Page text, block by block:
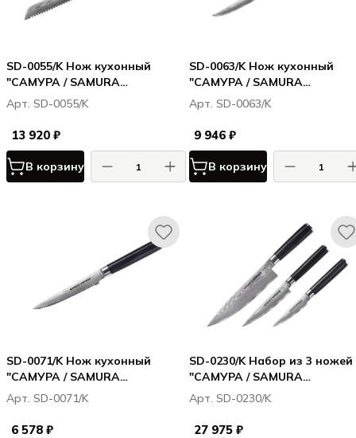
SD-0055/K Нож кухонный
"САМУРА / SAMURA
ДАМАСКУС / DAMASCUS" для
хлеба 230 мм, G-10, дамаск 67
слоев
Арт. SD-0055/K
13 920 ₽
В корзину
SD-0063/K Нож кухонный
"САМУРА / SAMURA
ДАМАСКУС / DAMASCUS"
обвалочный 165 мм, G-10,
дамаск 67 слоев
Арт. SD-0063/K
9 946 ₽
В корзину
SD-0071/K Нож кухонный
"САМУРА / SAMURA
ДАМАСКУС / DAMASCUS" для
томатов 120 мм, G-10, дамаск
67 слоев
Арт. SD-0071/K
6 578 ₽
SD-0230/K Набор из 3 ножей
"САМУРА / SAMURA
ДАМАСКУС / DAMASCUS"
21, 85), G-10, дамаск 67
Арт. SD-0230/K
27 975 ₽